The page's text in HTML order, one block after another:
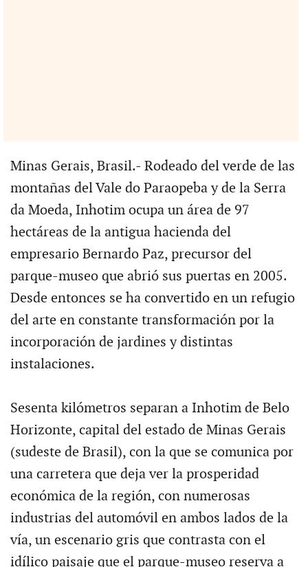
Minas Gerais, Brasil.- Rodeado del verde de las
montañas del Vale do Paraopeba y de la Serra
da Moeda, Inhotim ocupa un área de 97
hectáreas de la antigua hacienda del
empresario Bernardo Paz, precursor del
parque-museo que abrió sus puertas en 2005.
Desde entonces se ha convertido en un refugio
del arte en constante transformación por la
incorporación de jardines y distintas
instalaciones.
Sesenta kilómetros separan a Inhotim de Belo
Horizonte, capital del estado de Minas Gerais
(sudeste de Brasil), con la que se comunica por
una carretera que deja ver la prosperidad
económica de la región, con numerosas
industrias del automóvil en ambos lados de la
vía, un escenario gris que contrasta con el
idílico paisaje que el parque-museo reserva a